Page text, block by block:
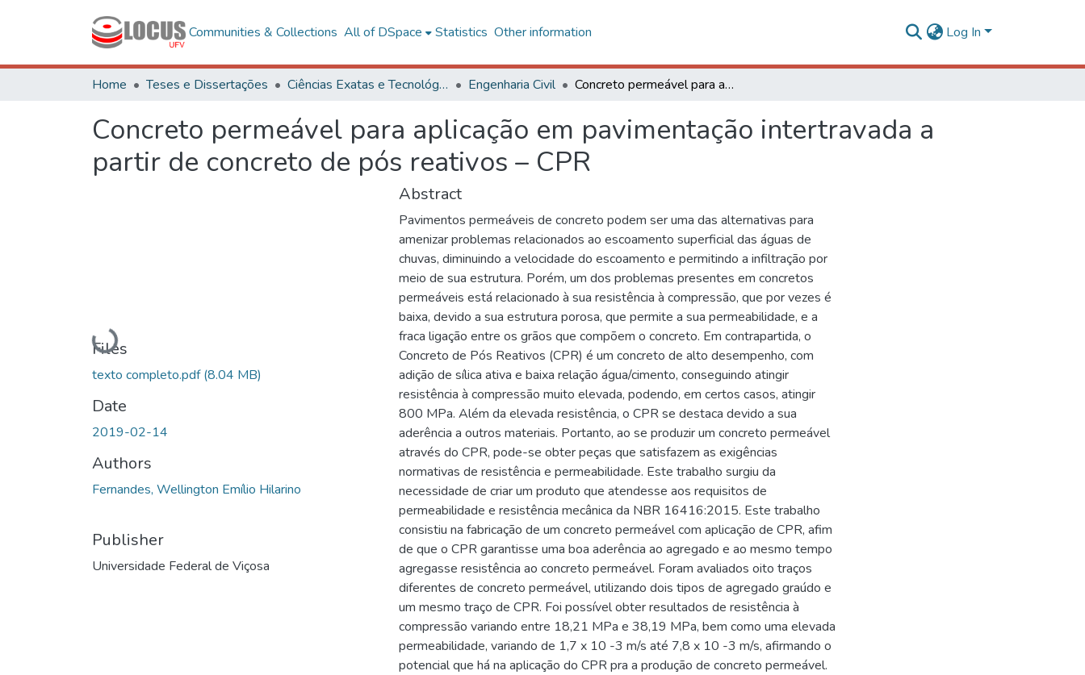
Communities & Collections All of DSpace Statistics Other information Log In
Home Teses e Dissertações Ciências Exatas e Tecnológicas Engenharia Civil Concreto permeável para aplicação em pavimentação intertravada a partir de concreto de pós reativos – CPR
Concreto permeável para aplicação em pavimentação intertravada a
partir de concreto de pós reativos – CPR
Loading...
Files
texto completo.pdf(8.04 MB)
Date
2019-02-14
Authors
Fernandes, Wellington Emílio Hilarino
Publisher
Universidade Federal de Viçosa
Abstract
Pavimentos permeáveis de concreto podem ser uma das alternativas para
amenizar problemas relacionados ao escoamento superficial das águas de
chuvas, diminuindo a velocidade do escoamento e permitindo a infiltração por
meio de sua estrutura. Porém, um dos problemas presentes em concretos
permeáveis está relacionado à sua resistência à compressão, que por vezes é
baixa, devido a sua estrutura porosa, que permite a sua permeabilidade, e a
fraca ligação entre os grãos que compõem o concreto. Em contrapartida, o
Concreto de Pós Reativos (CPR) é um concreto de alto desempenho, com
adição de sílica ativa e baixa relação água/cimento, conseguindo atingir
resistência à compressão muito elevada, podendo, em certos casos, atingir
800 MPa. Além da elevada resistência, o CPR se destaca devido a sua
aderência a outros materiais. Portanto, ao se produzir um concreto permeável
através do CPR, pode-se obter peças que satisfazem as exigências
normativas de resistência e permeabilidade. Este trabalho surgiu da
necessidade de criar um produto que atendesse aos requisitos de
permeabilidade e resistência mecânica da NBR 16416:2015. Este trabalho
consistiu na fabricação de um concreto permeável com aplicação de CPR, afim
de que o CPR garantisse uma boa aderência ao agregado e ao mesmo tempo
agregasse resistência ao concreto permeável. Foram avaliados oito traços
diferentes de concreto permeável, utilizando dois tipos de agregado graúdo e
um mesmo traço de CPR. Foi possível obter resultados de resistência à
compressão variando entre 18,21 MPa e 38,19 MPa, bem como uma elevada
permeabilidade, variando de 1,7 x 10 -3 m/s até 7,8 x 10 -3 m/s, afirmando o
potencial que há na aplicação do CPR pra a produção de concreto permeável.